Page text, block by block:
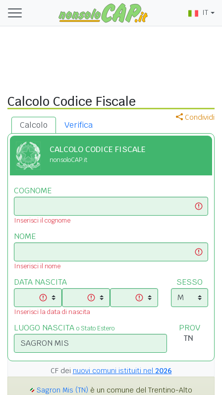
IT
Calcolo Codice Fiscale
Condividi
Calcolo Verifica
CALCOLO CODICE FISCALE
nonsoloCAP.it
COGNOME
Inserisci il cognome
NOME
Inserisci il nome
DATA NASCITA
Inserisci la data di nascita
SESSO
LUOGO NASCITA o Stato Estero PROV
CF dei nuovi comuni istituiti nel 2026
Sagron Mis (TN) è un comune del Trentino-Alto